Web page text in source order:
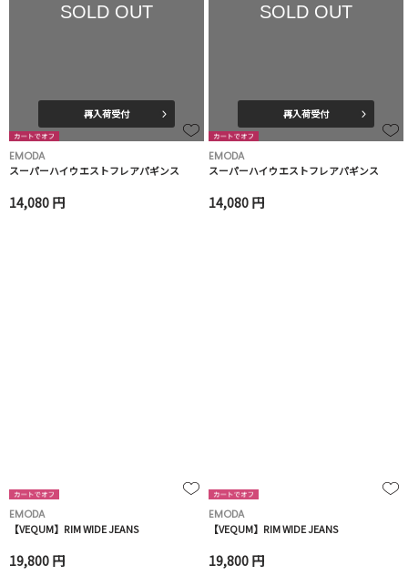
SOLD OUT
再入荷受付
EMODA
スーパーハイウエストフレアパギンス
14,080 円
SOLD OUT
再入荷受付
EMODA
スーパーハイウエストフレアパギンス
14,080 円
EMODA
【VEQUM】RIM WIDE JEANS
19,800 円
EMODA
【VEQUM】RIM WIDE JEANS
19,800 円